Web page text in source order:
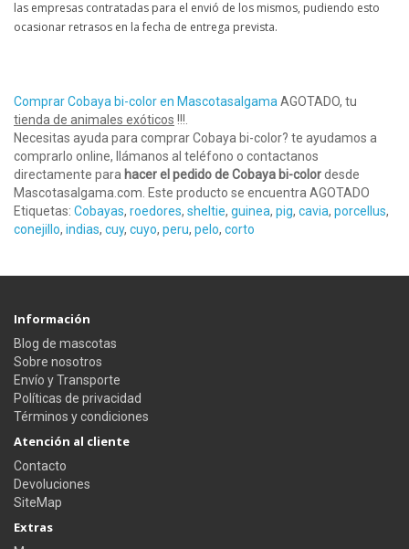
las empresas contratadas para el envió de los mismos, pudiendo esto
ocasionar retrasos en la fecha de entrega prevista.
Comprar Cobaya bi-color en MascotasalgamaAGOTADO, tu
tienda de animales exóticos !!!.
Necesitas ayuda para comprar Cobaya bi-color? te ayudamos a
comprarlo online, llámanos al teléfono o contactanos
directamente para hacer el pedido de Cobaya bi-colordesde
Mascotasalgama.com. Este producto se encuentra AGOTADO
Etiquetas: Cobayas, roedores, sheltie, guinea, pig, cavia, porcellus,
conejillo, indias, cuy, cuyo, peru, pelo, corto
Información
Blog de mascotas
Sobre nosotros
Envío y Transporte
Políticas de privacidad
Términos y condiciones
Atención al cliente
Contacto
Devoluciones
SiteMap
Extras